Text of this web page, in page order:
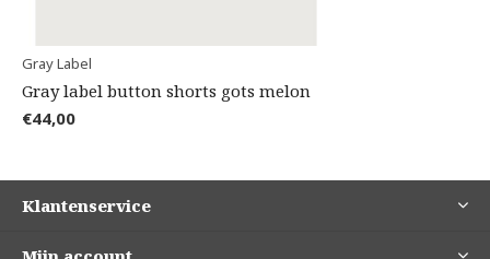
Gray Label
Gray label button shorts gots melon
€44,00
Klantenservice